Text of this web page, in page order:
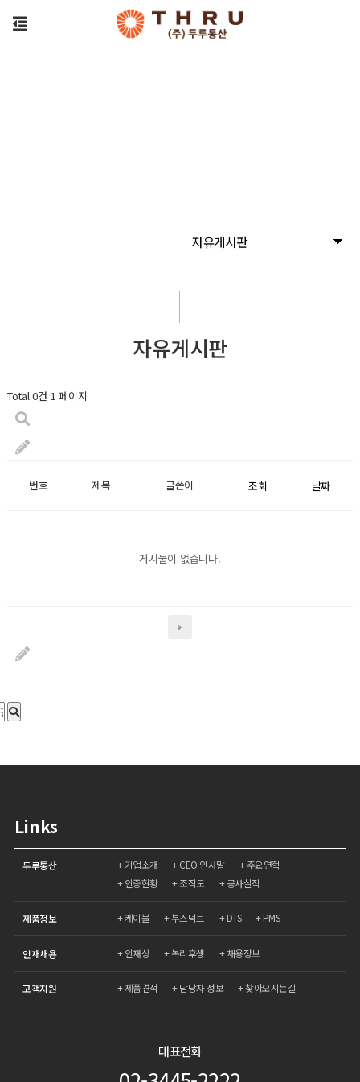
자유게시판
자유게시판
Total 0건 1 페이지
번호 제목 글쓴이 조회 날짜
게시물이 없습니다.
Links
두루통산 기업소개 CEO 인사말
주요연혁
인증현황
조직도 공사실적
제품정보 케이블 부스덕트 DTS PMS
인재채용 인재상 복리후생 채용정보
고객지원 제품견적 담당자 정보 찾아오시는길
대표전화